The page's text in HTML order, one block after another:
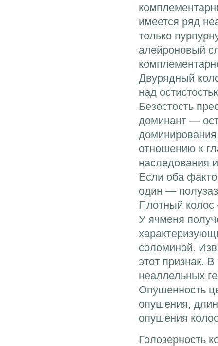
имеется ряд
только
алейроновый
Двурядный
над
Безостость
доминант —
отношению к
наследования
Если оба
один —
Плотный
У ячменя
соломиной.
этот признак.
неаллельных
Опушенность
опушения,
опушения
Голозерность